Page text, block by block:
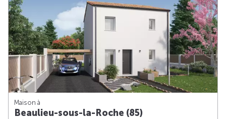
Maison à
Beaulieu-sous-la-Roche (85)